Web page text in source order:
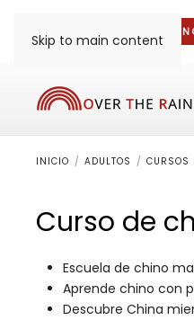
Skip to main content
¡DINOS TU
INICIO ADULTOS CURSOS
Curso de
Escuela de chino
Aprende chino con
Descubre China